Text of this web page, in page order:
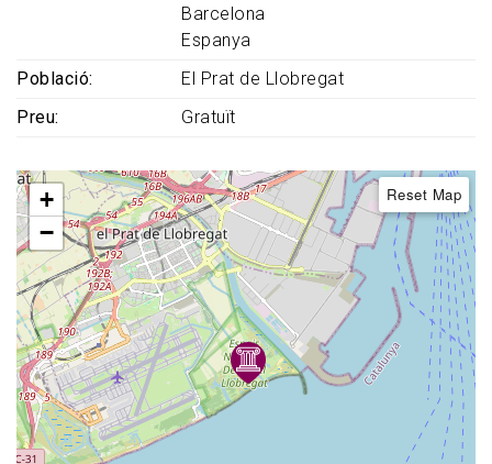
Barcelona
Espanya
Població
El Prat de Llobregat
Preu
Gratuït
+
−
Reset Map